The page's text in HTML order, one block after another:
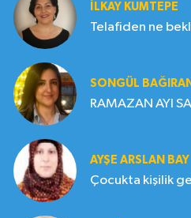
İLKAY KUMTEPE
Telafiden ne
SONGÜL BAĞIRAN
RAMAZAN AYI
AYŞE ARSLAN BAY
Çocukta kişilik